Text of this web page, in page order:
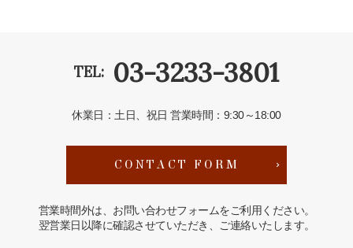
TEL: 03-3233-3801
休業日：土日、祝日営業時間：9:30～18:00
CONTACT FORM
営業時間外は、お問い合わせフォームをご利用ください。
翌営業日以降に確認させていただき、ご連絡いたします。